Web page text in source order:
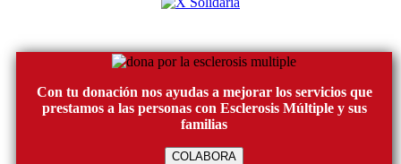
Con tu donación nos ayudas a mejorar los servicios que
prestamos a las personas con Esclerosis Múltiple y sus
familias
COLABORA